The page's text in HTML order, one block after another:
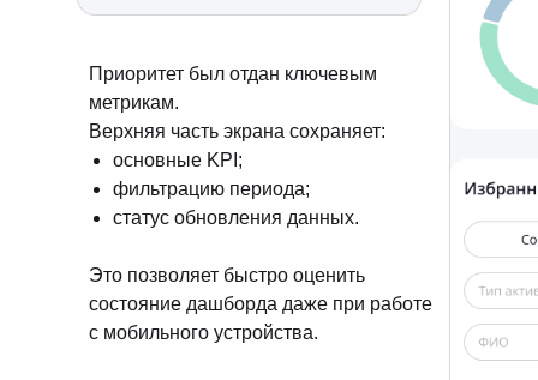
Приоритет был отдан ключевым
метрикам.
Верхняя часть экрана сохраняет:
основные KPI;
фильтрацию периода;
статус обновления данных.
Это позволяет быстро оценить
состояние дашборда даже при работе
с мобильного устройства.